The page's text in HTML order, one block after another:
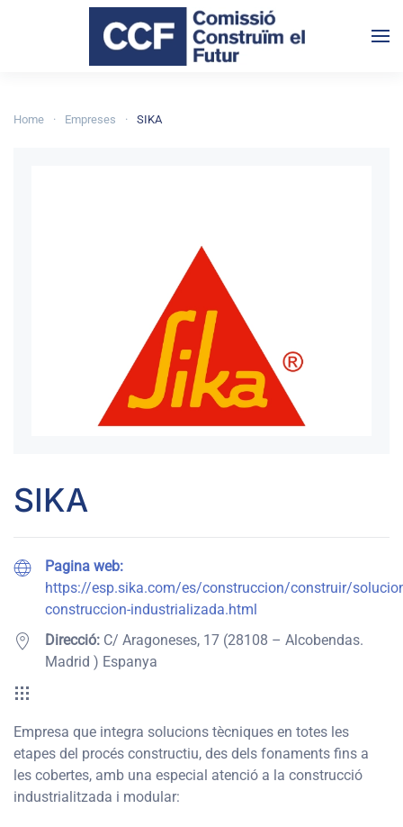
Skip to main content
Home Empreses SIKA
SIKA
Pagina web:
https://esp.sika.com/es/construccion/construir/
construccion-industrializada.html
Direcció: C/ Aragoneses, 17 (28108 – Alcobendas.
Madrid ) Espanya
Empresa que integra solucions tècniques en totes les
etapes del procés constructiu, des dels fonaments fins a
les cobertes, amb una especial atenció a la construcció
industrialitzada i modular: